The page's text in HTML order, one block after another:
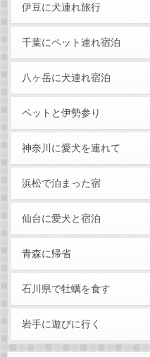
伊豆に犬連れ旅行
千葉にペット連れ宿泊
八ヶ岳に犬連れ宿泊
ペットと伊勢参り
神奈川に愛犬を連れて
浜松で泊まった宿
仙台に愛犬と宿泊
青森に帰省
石川県で牡蠣を食す
岩手に遊びに行く